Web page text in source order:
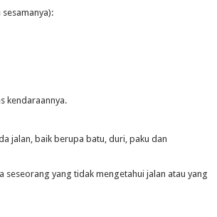
kendaraannya.
jalan, baik berupa batu, duri, paku dan
yang tidak mengetahui jalan atau yang